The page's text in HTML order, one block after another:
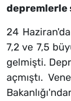
depremlerle
24
7,2 ve 7,5
gelmişti.
açmıştı.